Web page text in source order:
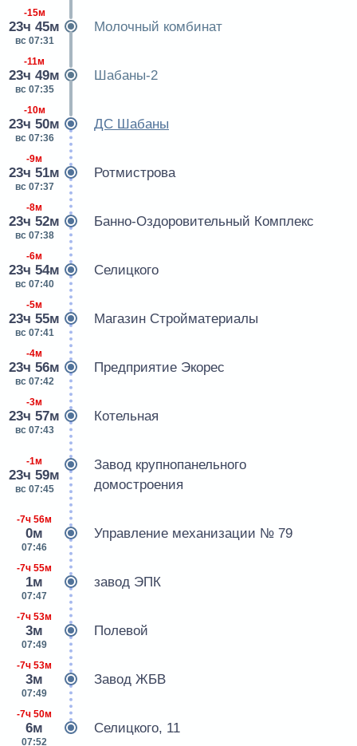
-15м
23ч 45м
вс 07:31
Молочный комбинат
-11м
23ч 49м
вс 07:35
Шабаны-2
-10м
23ч 50м
вс 07:36
ДС Шабаны
-9м
23ч 51м
вс 07:37
Ротмистрова
-8м
23ч 52м
вс 07:38
Банно-Оздоровительный Комплекс
-6м
23ч 54м
вс 07:40
Селицкого
-5м
23ч 55м
вс 07:41
Магазин Стройматериалы
-4м
23ч 56м
вс 07:42
Предприятие Экорес
-3м
23ч 57м
вс 07:43
Котельная
-1м
23ч 59м
вс 07:45
Завод крупнопанельного
домостроения
-7ч 56м
0м
07:46
Управление механизации № 79
-7ч 55м
1м
07:47
завод ЭПК
-7ч 53м
3м
07:49
Полевой
-7ч 53м
3м
07:49
Завод ЖБВ
-7ч 50м
6м
07:52
Селицкого, 11